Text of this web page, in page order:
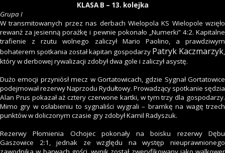
KLASA B – 13. kolejka
Grupa I
W transmitowanych przez nas derbach Wielopola KS Wielopole wzięło
rewanż za jesienną porażkę i pewnie pokonało „Numerki” 4:2. Kapitalne
trafienie z rzutu wolnego zaliczył Mario Paolino, a prawdziwym
bohaterem spotkania został kapitan gospodarzy Patryk Kaczmarzyk,
który w derbowej rywalizacji zdobył dwa gole i zaliczył asystę.
Dużo emocji przyniósł mecz w Gortatowicach, gdzie Sygnał Gortatowice
podejmował rezerwy Naprzodu Rydułtowy. Prowadzący spotkanie sędzia
Alan Prus pokazał aż cztery czerwone kartki, w tym trzy dla gospodarzy.
Mimo gry w osłabieniu to sygnaliści wygrali – bramkę na wagę trzech
punktów w doliczonym czasie gry zdobył Kamil Radyszuk.
Rezerwy Płomienia Ochojec pokonały na boisku rezerwy Dębu
Gaszowice 2:1, jednak ze względu na występ nieuprawnionego